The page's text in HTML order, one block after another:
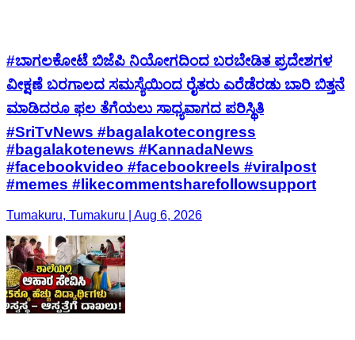
#ಬಾಗಲಕೋಟೆ ಬಿಜೆಪಿ ನಿಯೋಗದಿಂದ ಬರಬೇಡಿತ ಪ್ರದೇಶಗಳ
ವೀಕ್ಷಣೆ ಬರಗಾಲದ ಸಮಸ್ಯೆಯಿಂದ ರೈತರು ಎರೆಡೆರಡು ಬಾರಿ ಬಿತ್ತನೆ
ಮಾಡಿದರೂ ಫಲ ತೆಗೆಯಲು ಸಾಧ್ಯವಾಗದ ಪರಿಸ್ಥಿತಿ
#SriTvNews #bagalakotecongress
#bagalakotenews #KannadaNews
#facebookvideo #facebookreels #viralpost
#memes #likecommentsharefollowsupport
Tumakuru, Tumakuru | Aug 6, 2026